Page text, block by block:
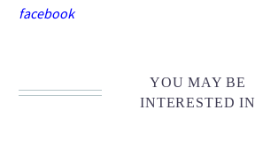
facebook
YOU MAY BE
INTERESTED IN